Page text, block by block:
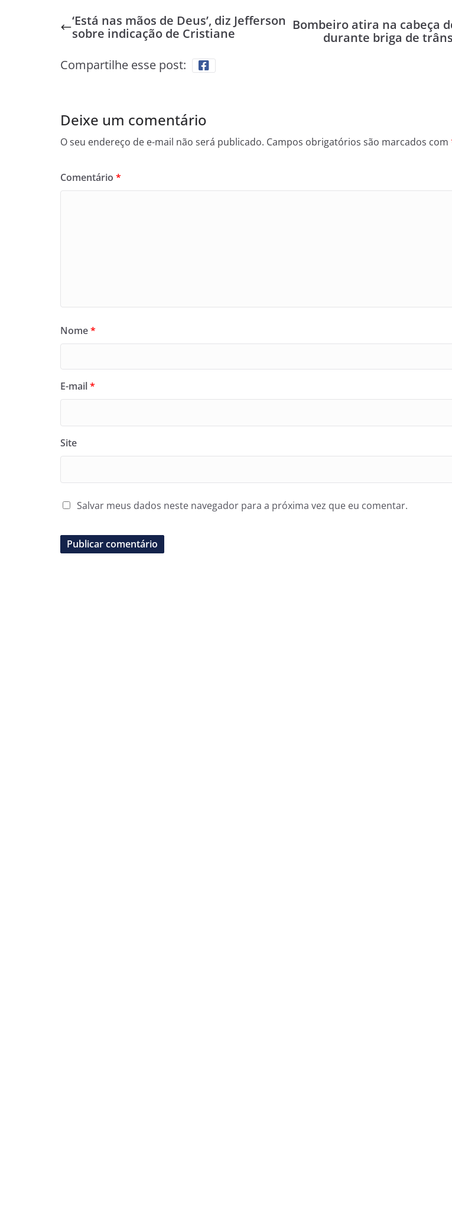
‘Está nas mãos de Deus’, diz Jefferson
sobre indicação de Cristiane
Bombeiro atira na cabeça
durante briga de
Compartilhe esse post:
Deixe um comentário
O seu endereço de e-mail não será publicado. Campos obrigatórios são marcados com
Comentário *
Nome*
E-mail*
Site
Salvar meus dados neste navegador para a próxima vez que eu comentar.